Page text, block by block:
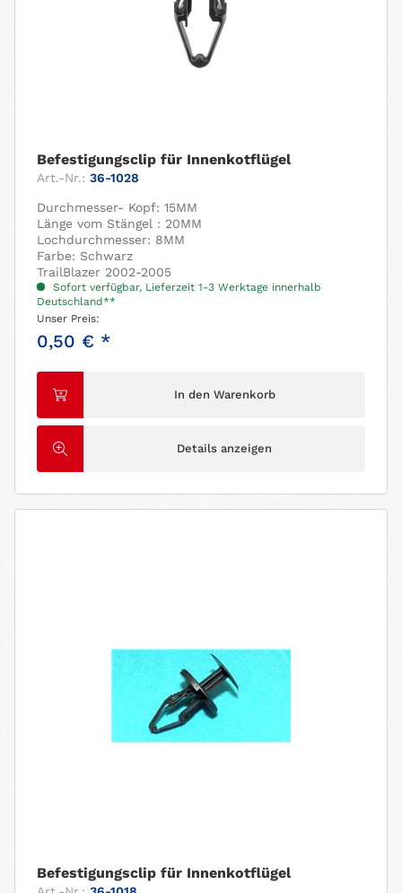
Befestigungsclip für Innenkotflügel
Art.-Nr.: 36-1028
Durchmesser- Kopf: 15MM
Länge vom Stängel : 20MM
Lochdurchmesser: 8MM
Farbe: Schwarz
TrailBlazer 2002-2005
Sofort verfügbar, Lieferzeit 1-3 Werktage innerhalb
Deutschland**
Unser Preis:
0,50 € *
In den Warenkorb
Details anzeigen
Befestigungsclip für Innenkotflügel